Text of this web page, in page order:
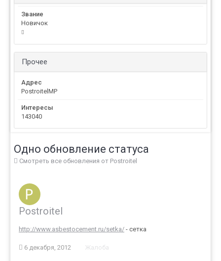
Звание
Новичок
Прочее
Адрес
PostroitelMP
Интересы
143040
Одно обновление статуса
Смотреть все обновления от Postroitel
Postroitel
http://www.asbestocement.ru/setka/ - сетка
6 декабря, 2012 Жалоба